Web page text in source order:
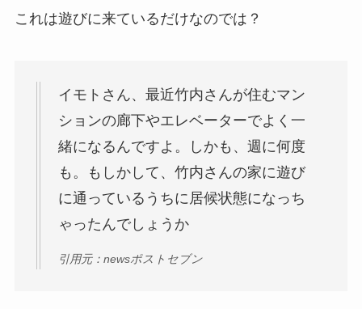
これは遊びに来ているだけなのでは？
イモトさん、最近竹内さんが住むマン
ションの廊下やエレベーターでよく一
緒になるんですよ。しかも、週に何度
も。もしかして、竹内さんの家に遊び
に通っているうちに居候状態になっち
ゃったんでしょうか
引用元：newsポストセブン